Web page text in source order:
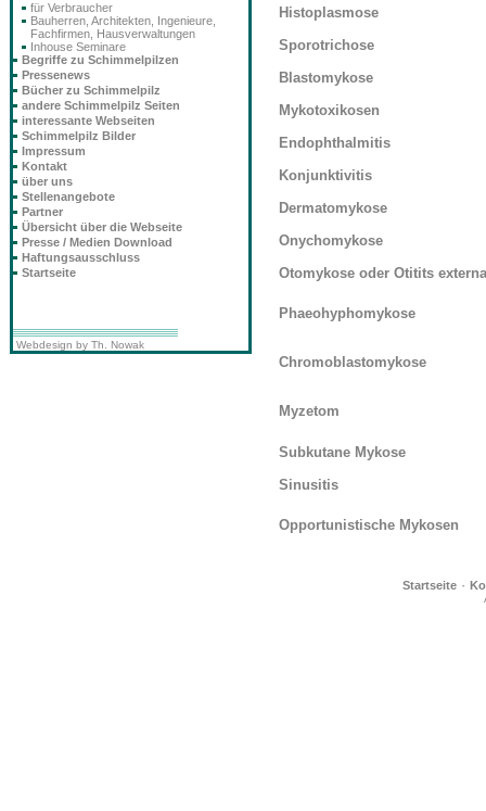
Histoplasmose
Sporotrichose
Blastomykose
Mykotoxikosen
Endophthalmitis
Konjunktivitis
Dermatomykose
Onychomykose
Otomykose oder Otitits externa
Phaeohyphomykose
Chromoblastomykose
Myzetom
Subkutane Mykose
Sinusitis
Opportunistische Mykosen
Startseite·
für Verbraucher
Bauherren, Architekten, Ingenieure,
Fachfirmen, Hausverwaltungen
Inhouse Seminare
Begriffe zu Schimmelpilzen
Pressenews
Bücher zu Schimmelpilz
andere Schimmelpilz Seiten
interessante Webseiten
Schimmelpilz Bilder
Impressum
Kontakt
über uns
Stellenangebote
Partner
Übersicht über die Webseite
Presse / Medien Download
Haftungsausschluss
Startseite
Webdesign by Th. Nowak